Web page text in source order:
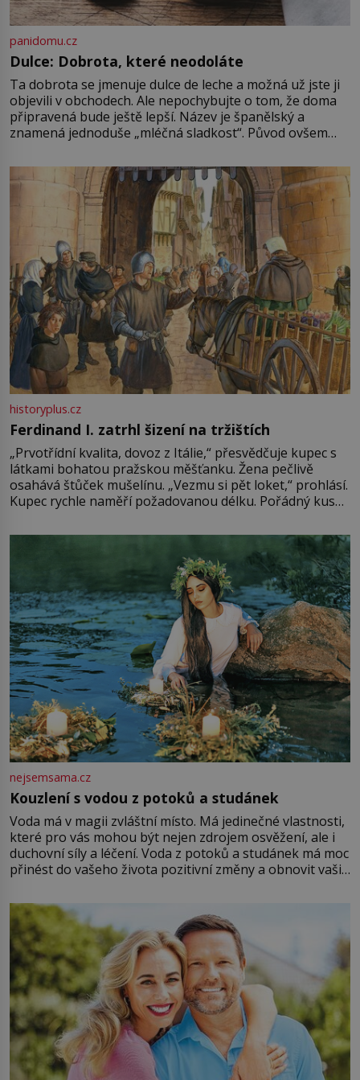
panidomu.cz
Dulce: Dobrota, které neodoláte
Ta dobrota se jmenuje dulce de leche a možná už jste ji
objevili v obchodech. Ale nepochybujte o tom, že doma
připravená bude ještě lepší. Název je španělský a
znamená jednoduše „mléčná sladkost“. Původ ovšem
pře hned několik latinskoamerických zemí a k tomu
Francie, kde se traduje,
historyplus.cz
Ferdinand I. zatrhl šizení na tržištích
„Prvotřídní kvalita, dovoz z Itálie,“ přesvědčuje kupec s
látkami bohatou pražskou měšťanku. Žena pečlivě
osahává štůček mušelínu. „Vezmu si pět loket,“ prohlásí.
Kupec rychle naměří požadovanou délku. Pořádný kus
milostpaní. Stačí jenom na sukni,“ zhodnotí švadlena
množství růžového mušelínu. „Ošidili vás, podívejte.“
nejsemsama.cz
Kouzlení s vodou z potoků a studánek
Voda má v magii zvláštní místo. Má jedinečné vlastnosti,
které pro vás mohou být nejen zdrojem osvěžení, ale i
duchovní síly a léčení. Voda z potoků a studánek má moc
přinést do vašeho života pozitivní změny a obnovit vaši
můžete obohatit své rituály a přinést do svého života
větší harmonii a klid. Je důležité